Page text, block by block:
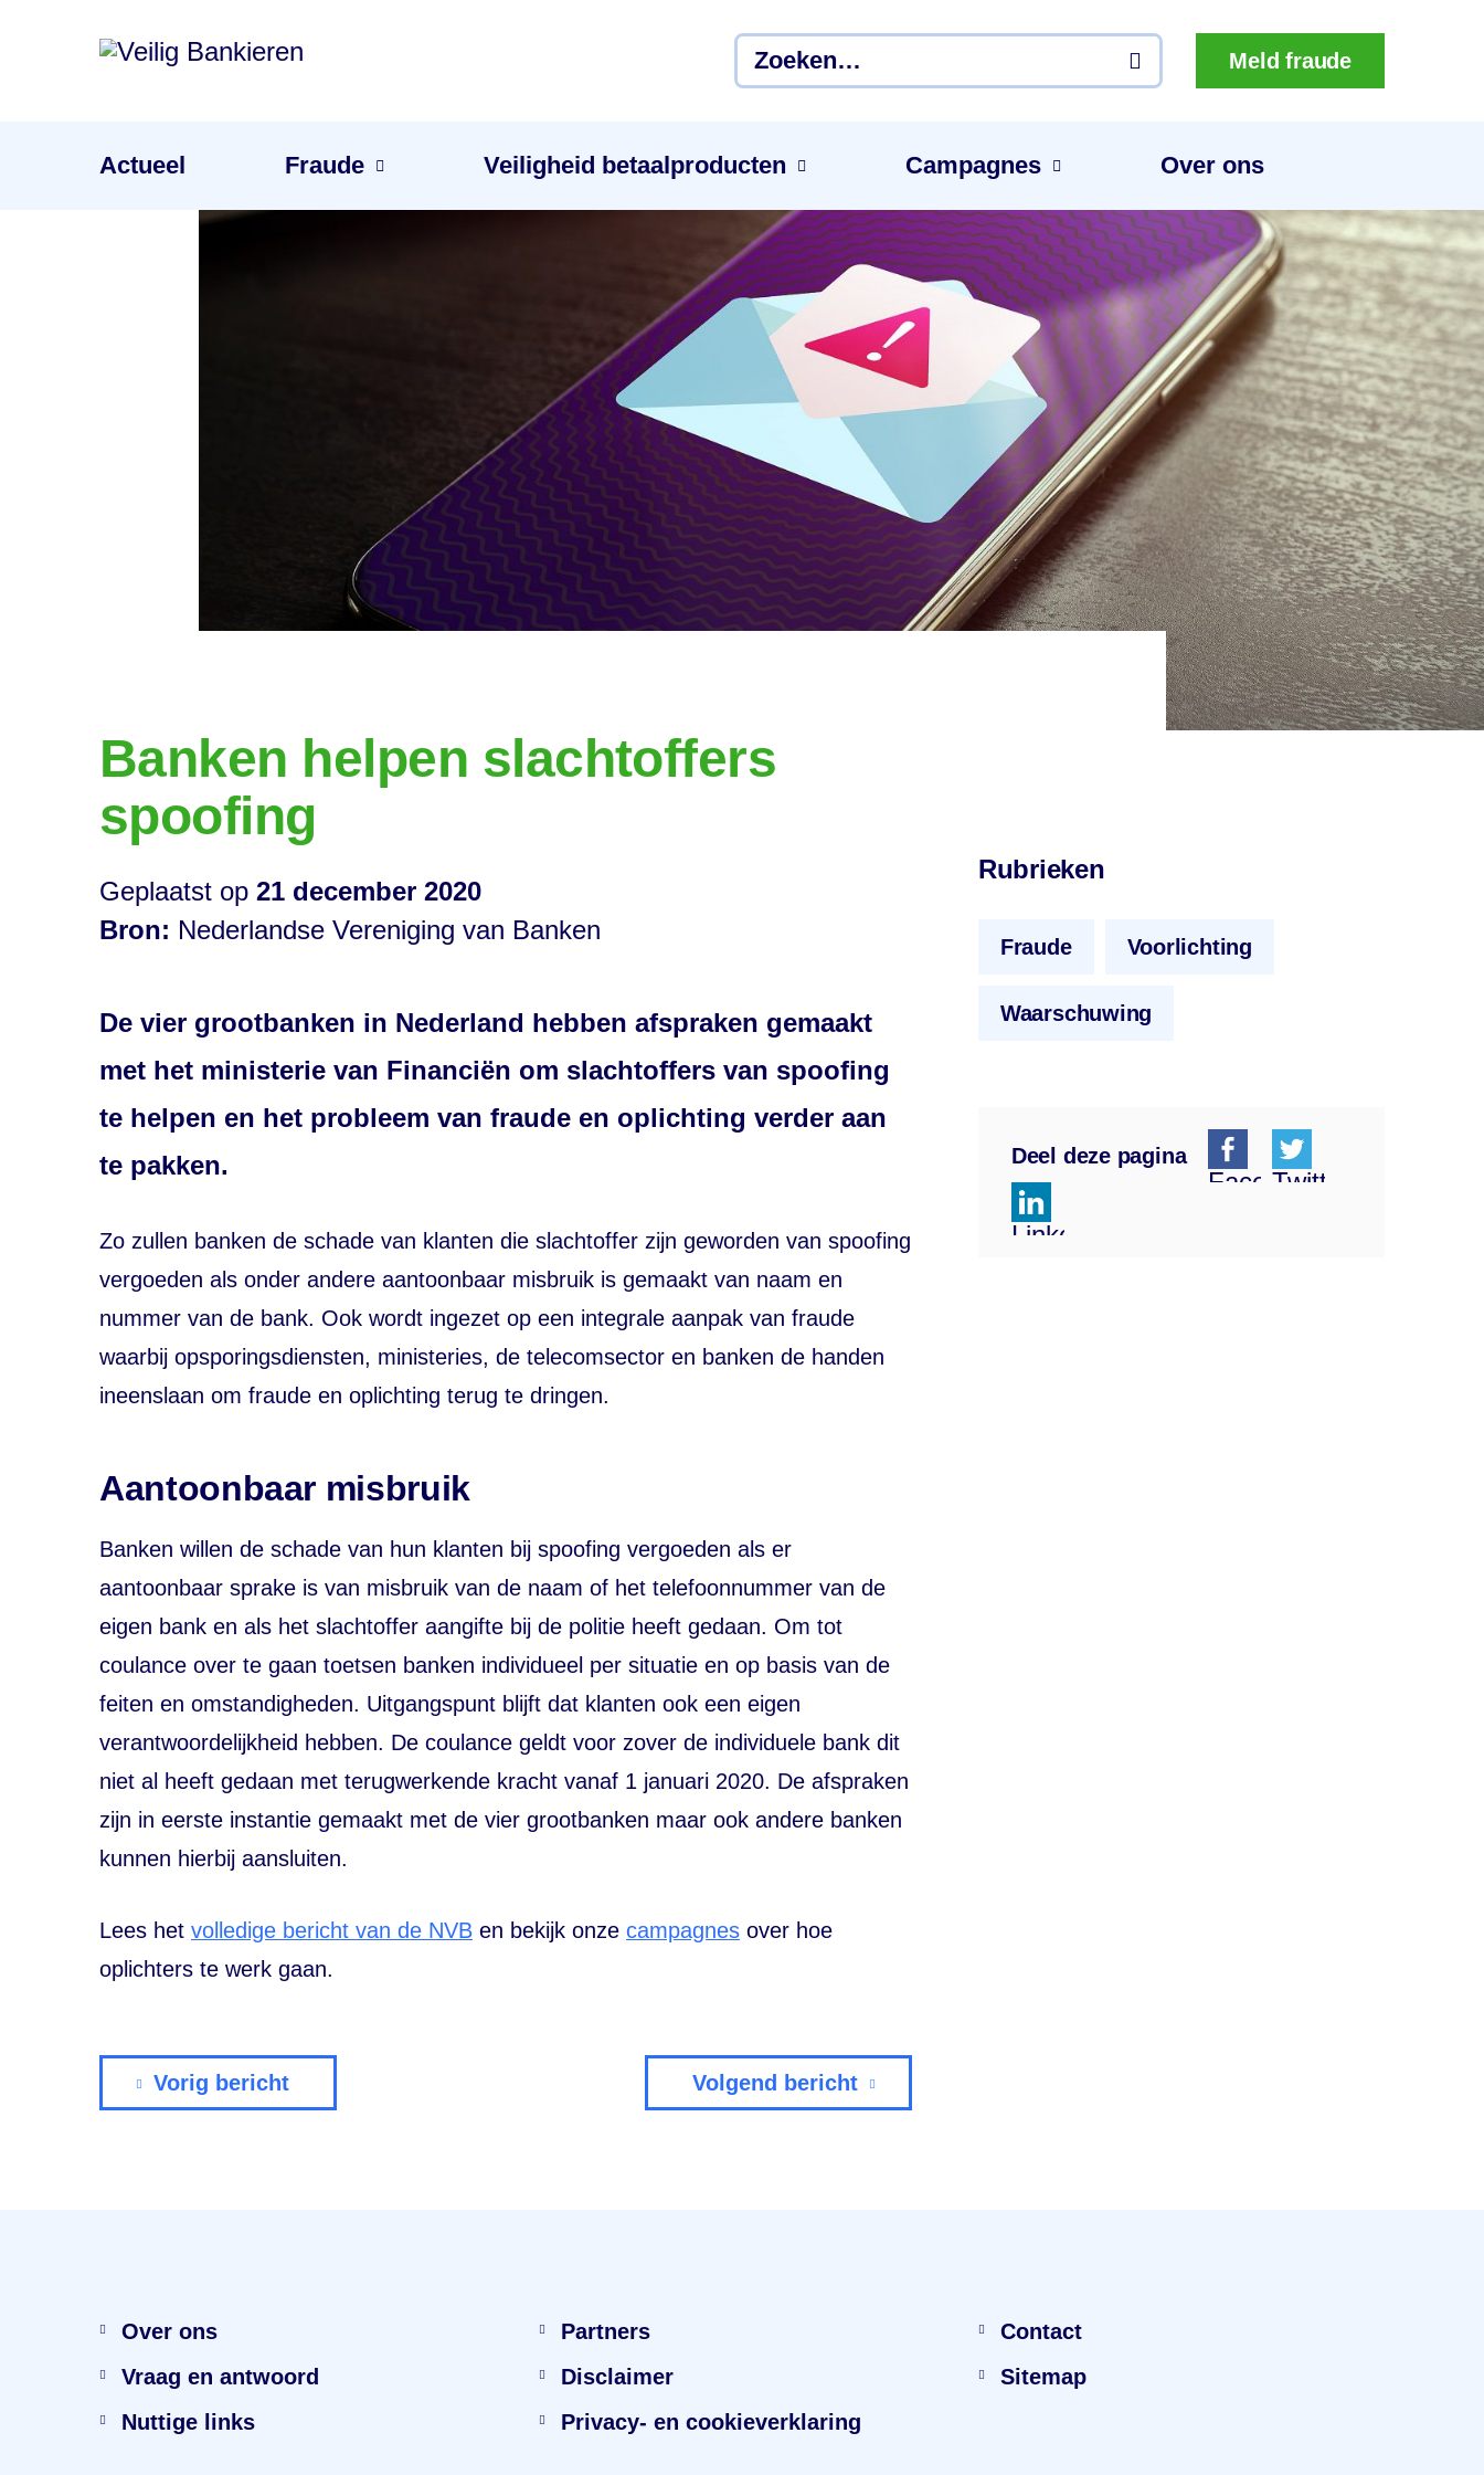
Veilig
Bankieren
Meld fraude
Actueel Fraude Veiligheid betaal­producten Campagnes Over ons
Banken helpen slachtoffers
spoofing
Geplaatst op 21 december 2020
Bron: Nederlandse Vereniging van Banken
De vier grootbanken in Nederland hebben afspraken gemaakt
met het ministerie van Financiën om slachtoffers van spoofing
te helpen en het probleem van fraude en oplichting verder aan
te pakken.
Zo zullen banken de schade van klanten die slachtoffer zijn geworden van spoofing
vergoeden als onder andere aantoonbaar misbruik is gemaakt van naam en
nummer van de bank. Ook wordt ingezet op een integrale aanpak van fraude
waarbij opsporingsdiensten, ministeries, de telecomsector en banken de handen
ineenslaan om fraude en oplichting terug te dringen.
Aantoonbaar misbruik
Banken willen de schade van hun klanten bij spoofing vergoeden als er
aantoonbaar sprake is van misbruik van de naam of het telefoonnummer van de
eigen bank en als het slachtoffer aangifte bij de politie heeft gedaan. Om tot
coulance over te gaan toetsen banken individueel per situatie en op basis van de
feiten en omstandigheden. Uitgangspunt blijft dat klanten ook een eigen
verantwoordelijkheid hebben. De coulance geldt voor zover de individuele bank dit
niet al heeft gedaan met terugwerkende kracht vanaf 1 januari 2020. De afspraken
zijn in eerste instantie gemaakt met de vier grootbanken maar ook andere banken
kunnen hierbij aansluiten.
Lees het volledige bericht van de NVB en bekijk onze campagnes over hoe
oplichters te werk gaan.
Vorig bericht Volgend bericht
Rubrieken
Fraude Voorlichting
Waarschuwing
Deel deze pagina
Facebook
Twitter
Linkedin
Over ons
Vraag en antwoord
Nuttige links
Partners
Disclaimer
Privacy- en cookieverklaring
Contact
Sitemap